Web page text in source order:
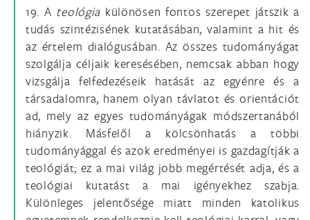
19. A teológia különösen fontos szerepet játszik a
tudás szintézisének kutatásában, valamint a hit és
az értelem dialógusában. Az összes tudományágat
szolgálja céljaik keresésében, nemcsak abban hogy
vizsgálja felfedezéseik hatását az egyénre és a
társadalomra, hanem olyan távlatot és orientációt
ad, mely az egyes tudományágak módszertanából
hiányzik. Másfelől a kölcsönhatás a többi
tudományággal és azok eredményei is gazdagítják a
teológiát; ez a mai világ jobb megértését adja, és a
teológiai kutatást a mai igényekhez szabja.
Különleges jelentősége miatt minden katolikus